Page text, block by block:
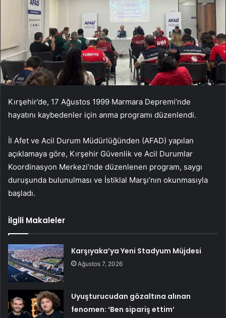
Kırşehir’de, 17 Ağustos 1999 Marmara Depremi’nde
hayatını kaybedenler için anma programı düzenlendi.
İl Afet ve Acil Durum Müdürlüğünden (AFAD) yapılan
açıklamaya göre, Kırşehir Güvenlik ve Acil Durumlar
Koordinasyon Merkezi’nde düzenlenen program, saygı
duruşunda bulunulması ve İstiklal Marşı’nın okunmasıyla
başladı.
İlgili Makaleler
Karşıyaka’ya Yeni Stadyum Müjdesi
Ağustos 7, 2026
Uyuşturucudan gözaltına alınan
fenomen: ‘Ben sipariş ettim’